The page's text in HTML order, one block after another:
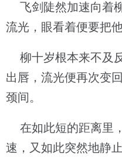
飞剑陡然加速向着
流光，眼看着便要把他
柳十岁根本来不及
出唇，流光便再次变
颈间。
在如此短的距离里
速，又如此突然地静